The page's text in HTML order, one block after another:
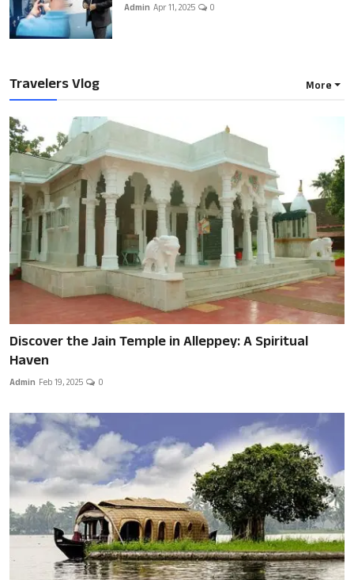
Admin Apr 11, 2025 0
Travelers Vlog More
Discover the Jain Temple in Alleppey: A Spiritual
Haven
Admin Feb 19, 2025 0